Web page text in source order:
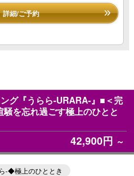
詳細/ご予約
ング『うらら-URARA-』■＜完
を忘れ過ごす極上のひとと
42,900円 ～
-◆極上のひととき